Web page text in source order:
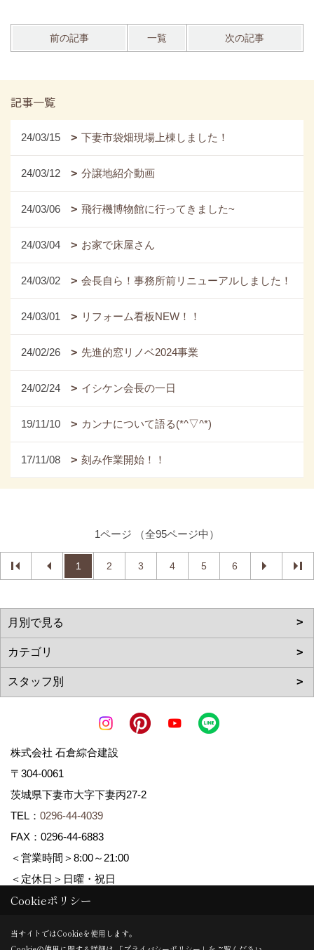
前の記事 一覧 次の記事
記事一覧
24/03/15 下妻市袋畑現場上棟しました！
24/03/12 分譲地紹介動画
24/03/06 飛行機博物館に行ってきました~
24/03/04 お家で床屋さん
24/03/02 会長自ら！事務所前リニューアルしました！
24/03/01 リフォーム看板NEW！！
24/02/26 先進的窓リノベ2024事業
24/02/24 イシケン会長の一日
19/11/10 カンナについて語る(*^▽^*)
17/11/08 刻み作業開始！！
1ページ （全95ページ中）
1 2 3 4 5 6
株式会社 石倉綜合建設
〒304-0061
茨城県下妻市大字下妻丙27-2
TEL： 0296-44-4039
FAX：0296-44-6883
＜営業時間＞8:00～21:00
＜定休日＞日曜・祝日
Copyright (c) ISIKURA-SOGOKENSETSU. All Rights Reserved.
Cookieポリシー
当サイトではCookieを使用します。